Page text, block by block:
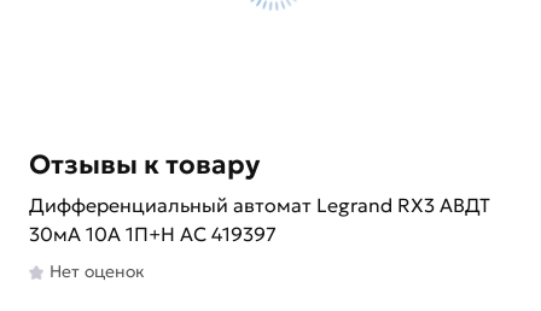
Отзывы к товару
Дифференциальный автомат Legrand RX3 АВДТ
30мА 10А 1П+Н AC 419397
Нет оценок